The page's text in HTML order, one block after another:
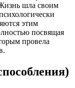
шла своим
этим
посвящая
провела